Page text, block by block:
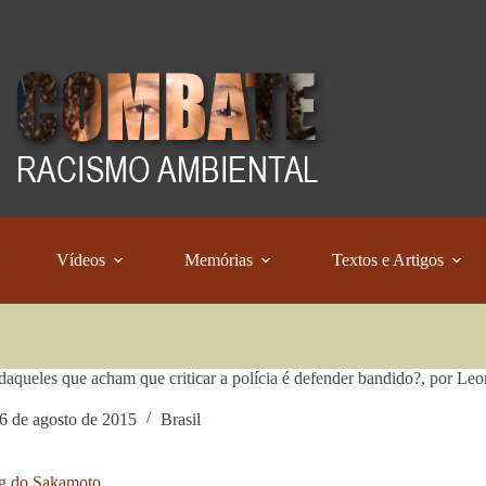
Vídeos Memórias Textos e Artigos
que acham que criticar a polícia é defender bandido?, por
de agosto de 2015 Brasil
do Sakamoto